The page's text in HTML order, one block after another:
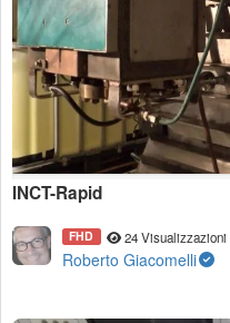
INCT-Rapid
FHD 24 Visualizzazioni
Roberto Giacomelli